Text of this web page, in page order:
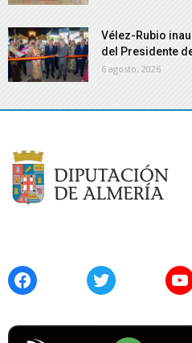
Vélez-Rubio
del Presidente
6 agosto, 2026
FacebookTwitter